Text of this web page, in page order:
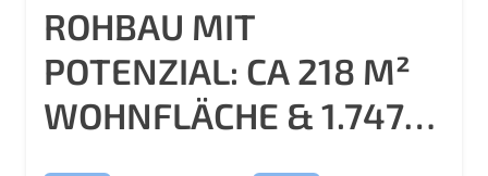
ROHBAU MIT
POTENZIAL: CA 218 M²
WOHNFLÄCHE & 1.747